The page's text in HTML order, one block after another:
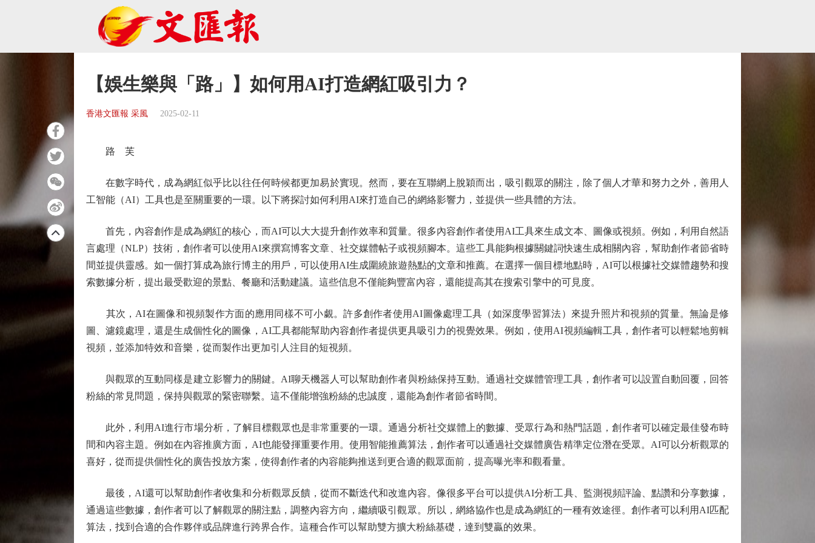
【娛生樂與「路」】如何用AI打造網紅吸引力？
香港文匯報 采風 2025-02-11
路 芙
在數字時代，成為網紅似乎比以往任何時候都更加易於實現。然而，要在互聯網上脫穎而出，吸引觀眾的關注，除了個人才華和努力之外，善用人
工智能（AI）工具也是至關重要的一環。以下將探討如何利用AI來打造自己的網絡影響力，並提供一些具體的方法。
首先，內容創作是成為網紅的核心，而AI可以大大提升創作效率和質量。很多內容創作者使用AI工具來生成文本、圖像或視頻。例如，利用自然語
言處理（NLP）技術，創作者可以使用AI來撰寫博客文章、社交媒體帖子或視頻腳本。這些工具能夠根據關鍵詞快速生成相關內容，幫助創作者節省時
間並提供靈感。如一個打算成為旅行博主的用戶，可以使用AI生成圍繞旅遊熱點的文章和推薦。在選擇一個目標地點時，AI可以根據社交媒體趨勢和搜
索數據分析，提出最受歡迎的景點、餐廳和活動建議。這些信息不僅能夠豐富內容，還能提高其在搜索引擎中的可見度。
其次，AI在圖像和視頻製作方面的應用同樣不可小覷。許多創作者使用AI圖像處理工具（如深度學習算法）來提升照片和視頻的質量。無論是修
圖、濾鏡處理，還是生成個性化的圖像，AI工具都能幫助內容創作者提供更具吸引力的視覺效果。例如，使用AI視頻編輯工具，創作者可以輕鬆地剪輯
視頻，並添加特效和音樂，從而製作出更加引人注目的短視頻。
與觀眾的互動同樣是建立影響力的關鍵。AI聊天機器人可以幫助創作者與粉絲保持互動。通過社交媒體管理工具，創作者可以設置自動回覆，回答
粉絲的常見問題，保持與觀眾的緊密聯繫。這不僅能增強粉絲的忠誠度，還能為創作者節省時間。
此外，利用AI進行市場分析，了解目標觀眾也是非常重要的一環。通過分析社交媒體上的數據、受眾行為和熱門話題，創作者可以確定最佳發布時
間和內容主題。例如在內容推廣方面，AI也能發揮重要作用。使用智能推薦算法，創作者可以通過社交媒體廣告精準定位潛在受眾。AI可以分析觀眾的
喜好，從而提供個性化的廣告投放方案，使得創作者的內容能夠推送到更合適的觀眾面前，提高曝光率和觀看量。
最後，AI還可以幫助創作者收集和分析觀眾反饋，從而不斷迭代和改進內容。像很多平台可以提供AI分析工具、監測視頻評論、點讚和分享數據，
通過這些數據，創作者可以了解觀眾的關注點，調整內容方向，繼續吸引觀眾。所以，網絡協作也是成為網紅的一種有效途徑。創作者可以利用AI匹配
算法，找到合適的合作夥伴或品牌進行跨界合作。這種合作可以幫助雙方擴大粉絲基礎，達到雙贏的效果。